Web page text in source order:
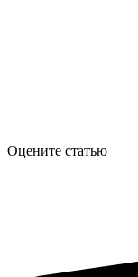
Оцените статью